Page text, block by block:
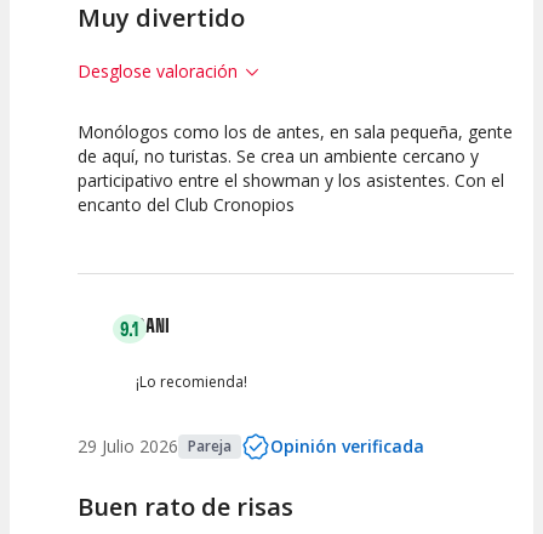
Muy divertido
Desglose valoración
10
Calidad del
Espectáculo
10
Puesta en
Escena
10
Interpretación
Monólogos como los de antes, en sala pequeña, gente
de aquí, no turistas. Se crea un ambiente cercano y
participativo entre el showman y los asistentes. Con el
encanto del Club Cronopios
9.1DANI
¡Lo recomienda!
29 Julio 2026 Pareja Opinión verificada
Buen rato de risas